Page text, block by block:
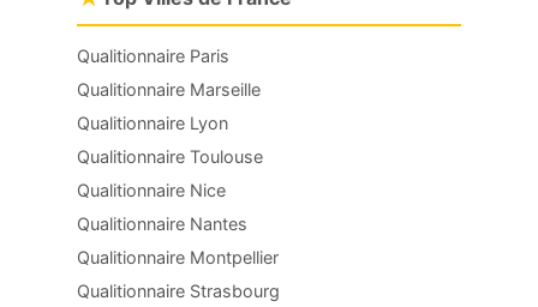
Qualitionnaire Paris
Qualitionnaire Marseille
Qualitionnaire Lyon
Qualitionnaire Toulouse
Qualitionnaire Nice
Qualitionnaire Nantes
Qualitionnaire Montpellier
Qualitionnaire Strasbourg